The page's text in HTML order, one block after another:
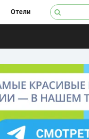
Отели